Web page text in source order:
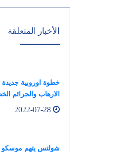
الأخبار المتعلقة
خطوة اوروبية
الارهاب والجرائم
شولتس يتهم موسكو